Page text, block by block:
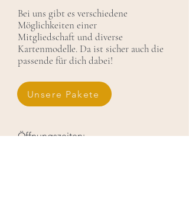
Bei uns gibt es verschiedene
Möglichkeiten einer
Mitgliedschaft und diverse
Kartenmodelle. Da ist sicher auch die
passende für dich dabei!
Unsere Pakete
Öffnungszeiten: